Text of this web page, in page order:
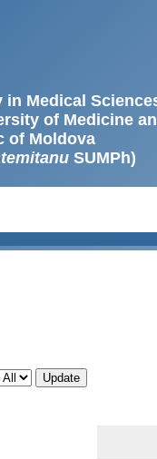
Medical
of Medicine
of Moldova
SUMPh)